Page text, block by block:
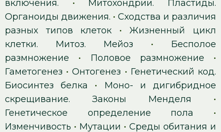
включения. • Митохондрии. Пластиды.
Органоиды движения. • Сходства и различия
разных типов клеток • Жизненный цикл
клетки. Митоз. Мейоз • Бесполое
размножение • Половое размножение •
Гаметогенез •Онтогенез • Генетический код.
Биосинтез белка
• Моно- и дигибридное
скрещивание. Законы Менделя •
Генетическое определение пола
•
Изменчивость • Мутации • Среды обитания и